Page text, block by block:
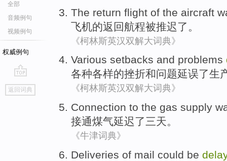
全部
音频例句
视频例句
权威例句
go
top
返回词典
The return flight of the aircraft
飞机的返回航程被推迟了 。
《柯林斯英汉双解大词典》
Various setbacks and problems
各种各样的挫折和问题延误了生
《柯林斯英汉双解大词典》
Connection to the gas supply
接通煤气延迟了三天。
《牛津词典》
Deliveries of mail could be